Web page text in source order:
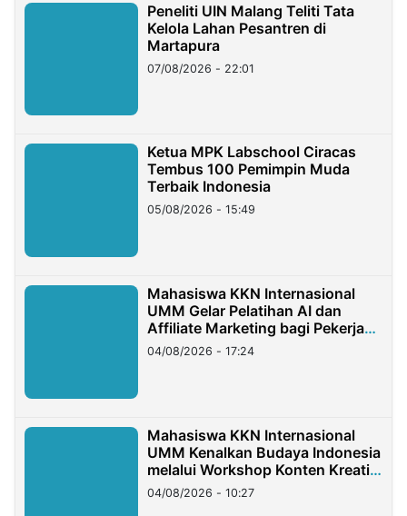
Peneliti UIN Malang Teliti Tata
Kelola Lahan Pesantren di
Martapura
07/08/2026 - 22:01
Ketua MPK Labschool Ciracas
Tembus 100 Pemimpin Muda
Terbaik Indonesia
05/08/2026 - 15:49
Mahasiswa KKN Internasional
UMM Gelar Pelatihan AI dan
Affiliate Marketing bagi Pekerja
Migran Indonesia di Taiwan
04/08/2026 - 17:24
Mahasiswa KKN Internasional
UMM Kenalkan Budaya Indonesia
melalui Workshop Konten Kreatif
di Taiwan
04/08/2026 - 10:27